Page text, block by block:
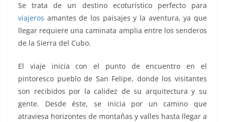
Se trata de un destino ecoturístico perfecto para
viajeros amantes de los paisajes y la aventura, ya que
llegar requiere una caminata amplia entre los senderos
de la Sierra del Cubo.
El viaje inicia con el punto de encuentro en el
pintoresco pueblo de San Felipe, donde los visitantes
son recibidos por la calidez de su arquitectura y su
gente. Desde éste, se inicia por un camino que
atraviesa horizontes de montañas y valles hasta llegar a